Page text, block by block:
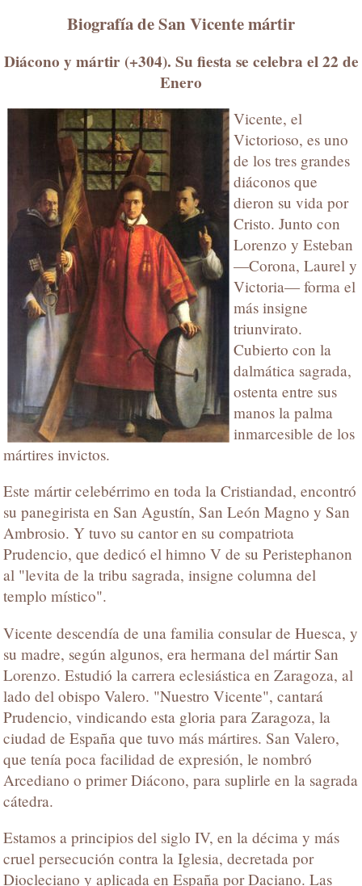
Biografía de San Vicente mártir
Diácono y mártir (+304). Su fiesta se celebra el 22 de
Enero
Vicente, el
Victorioso, es uno
de los tres grandes
diáconos que
dieron su vida por
Cristo. Junto con
Lorenzo y Esteban
—Corona, Laurel y
Victoria— forma el
más insigne
triunvirato.
Cubierto con la
dalmática sagrada,
ostenta entre sus
manos la palma
inmarcesible de los
mártires invictos.
Este mártir celebérrimo en toda la Cristiandad, encontró
su panegirista en San Agustín, San León Magno y San
Ambrosio. Y tuvo su cantor en su compatriota
Prudencio, que dedicó el himno V de su Peristephanon
al "levita de la tribu sagrada, insigne columna del
templo místico".
Vicente descendía de una familia consular de Huesca, y
su madre, según algunos, era hermana del mártir San
Lorenzo. Estudió la carrera eclesiástica en Zaragoza, al
lado del obispo Valero. "Nuestro Vicente", cantará
Prudencio, vindicando esta gloria para Zaragoza, la
ciudad de España que tuvo más mártires. San Valero,
que tenía poca facilidad de expresión, le nombró
Arcediano o primer Diácono, para suplirle en la sagrada
cátedra.
Estamos a principios del siglo IV, en la décima y más
cruel persecución contra la Iglesia, decretada por
Diocleciano y aplicada en España por Daciano. Las